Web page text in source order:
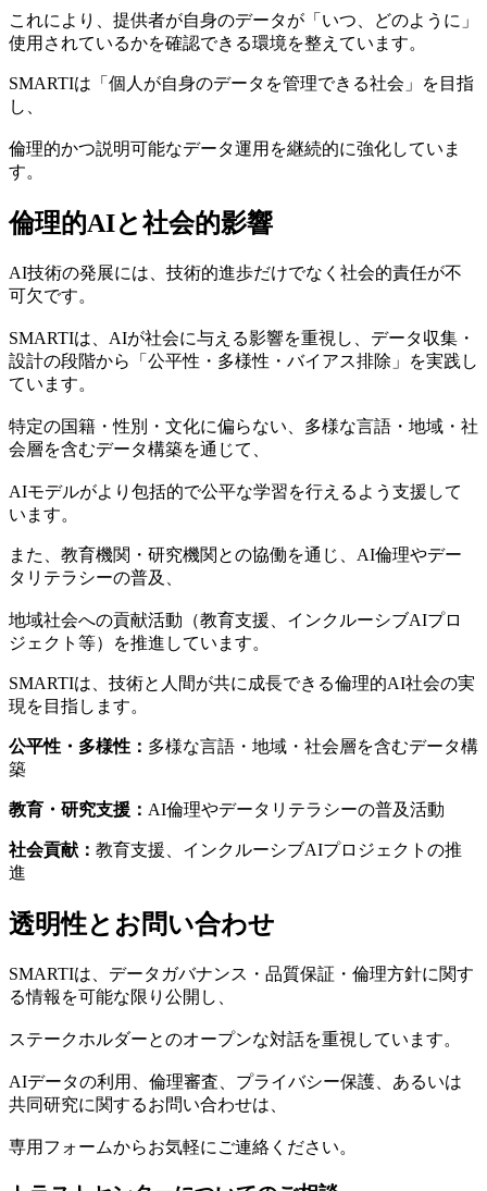
これにより、提供者が自身のデータが「いつ、どのように」
使用されているかを確認できる環境を整えています。
SMARTIは「個人が自身のデータを管理できる社会」を目指
し、
倫理的かつ説明可能なデータ運用を継続的に強化していま
す。
倫理的AIと社会的影響
AI技術の発展には、技術的進歩だけでなく社会的責任が不
可欠です。
SMARTIは、AIが社会に与える影響を重視し、データ収集・
設計の段階から「公平性・多様性・バイアス排除」を実践し
ています。
特定の国籍・性別・文化に偏らない、多様な言語・地域・社
会層を含むデータ構築を通じて、
AIモデルがより包括的で公平な学習を行えるよう支援して
います。
また、教育機関・研究機関との協働を通じ、AI倫理やデー
タリテラシーの普及、
地域社会への貢献活動（教育支援、インクルーシブAIプロ
ジェクト等）を推進しています。
SMARTIは、技術と人間が共に成長できる倫理的AI社会の実
現を目指します。
公平性・多様性： 多様な言語・地域・社会層を含むデータ構
築
教育・研究支援： AI倫理やデータリテラシーの普及活動
社会貢献： 教育支援、インクルーシブAIプロジェクトの推
進
透明性とお問い合わせ
SMARTIは、データガバナンス・品質保証・倫理方針に関す
る情報を可能な限り公開し、
ステークホルダーとのオープンな対話を重視しています。
AIデータの利用、倫理審査、プライバシー保護、あるいは
共同研究に関するお問い合わせは、
専用フォームからお気軽にご連絡ください。